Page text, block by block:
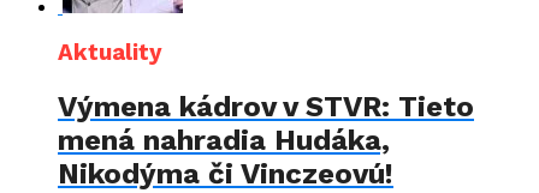
Aktuality
Výmena kádrov v STVR: Tieto
mená nahradia Hudáka,
Nikodýma či Vinczeovú!